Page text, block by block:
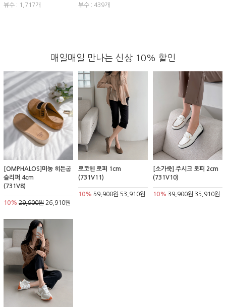
뷰수 : 1,717개
뷰수 : 439개
매일매일 만나는 신상 10% 할인
[OMPHALOS]미농 히든굽
슬리퍼 4cm
(731V8)
10% 29,900원 26,910원
로코헨 로퍼 1cm
(731V11)
10% 59,900원53,910원
[소가죽] 주시크 로퍼 2cm
(731V10)
10% 39,900원35,910원